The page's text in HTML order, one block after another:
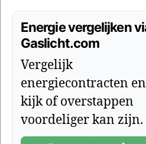
Energie vergelijken
Gaslicht.com
Vergelijk
energiecontracten en
kijk of overstappen
voordeliger kan zijn.